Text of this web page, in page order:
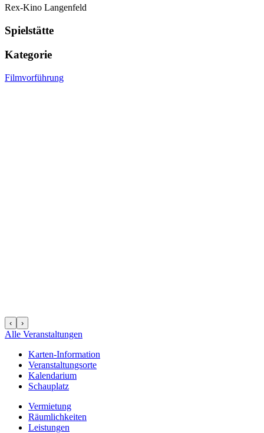
Rex-Kino Langenfeld
Spielstätte
Kategorie
Filmvorführung
‹ ›
Alle Veranstaltungen
Karten-Information
Veranstaltungsorte
Kalendarium
Schauplatz
Vermietung
Räumlichkeiten
Leistungen